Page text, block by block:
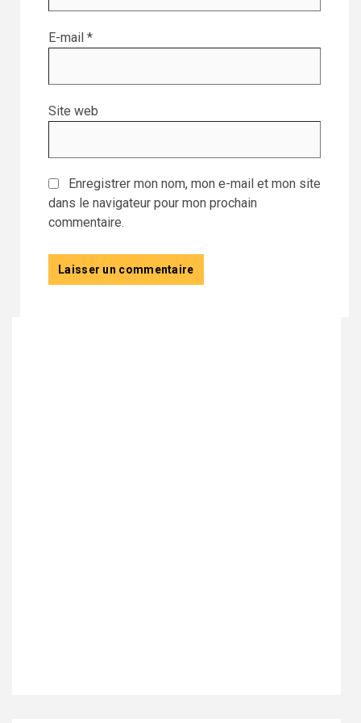
E-mail *
Site web
Enregistrer mon nom, mon e-mail et mon site
dans le navigateur pour mon prochain
commentaire.